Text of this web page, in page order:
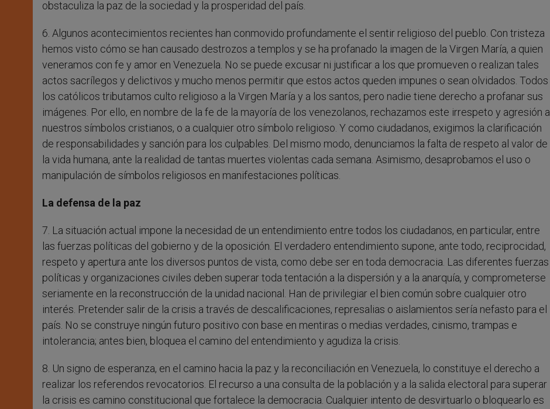
obstaculiza la paz de la sociedad y la prosperidad del país.
6. Algunos acontecimientos recientes han conmovido profundamente el sentir religioso del pueblo. Con tristeza
hemos visto cómo se han causado destrozos a templos y se ha profanado la imagen de la Virgen María, a quien
veneramos con fe y amor en Venezuela. No se puede excusar ni justificar a los que promueven o realizan tales
actos sacrílegos y delictivos y mucho menos permitir que estos actos queden impunes o sean olvidados. Todos
los católicos tributamos culto religioso a la Virgen María y a los santos, pero nadie tiene derecho a profanar sus
imágenes. Por ello, en nombre de la fe de la mayoría de los venezolanos, rechazamos este irrespeto y agresión a
nuestros símbolos cristianos, o a cualquier otro símbolo religioso. Y como ciudadanos, exigimos la clarificación
de responsabilidades y sanción para los culpables. Del mismo modo, denunciamos la falta de respeto al valor de
la vida humana, ante la realidad de tantas muertes violentas cada semana. Asimismo, desaprobamos el uso o
manipulación de símbolos religiosos en manifestaciones políticas.
La defensa de la paz
7. La situación actual impone la necesidad de un entendimiento entre todos los ciudadanos, en particular, entre
las fuerzas políticas del gobierno y de la oposición. El verdadero entendimiento supone, ante todo, reciprocidad,
respeto y apertura ante los diversos puntos de vista, como debe ser en toda democracia. Las diferentes fuerzas
políticas y organizaciones civiles deben superar toda tentación a la dispersión y a la anarquía, y comprometerse
seriamente en la reconstrucción de la unidad nacional. Han de privilegiar el bien común sobre cualquier otro
interés. Pretender salir de la crisis a través de descalificaciones, represalias o aislamientos sería nefasto para el
país. No se construye ningún futuro positivo con base en mentiras o medias verdades, cinismo, trampas e
intolerancia; antes bien, bloquea el camino del entendimiento y agudiza la crisis.
8. Un signo de esperanza, en el camino hacia la paz y la reconciliación en Venezuela, lo constituye el derecho a
realizar los referendos revocatorios. El recurso a una consulta de la población y a la salida electoral para superar
la crisis es camino constitucional que fortalece la democracia. Cualquier intento de desvirtuarlo o bloquearlo es